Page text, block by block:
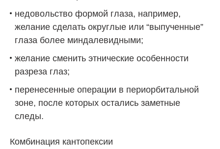
недовольство формой глаза, например,
желание сделать округлые или “выпученные”
глаза более миндалевидными;
желание сменить этнические особенности
разреза глаз;
перенесенные операции в периорбитальной
зоне, после которых остались заметные
следы.
Комбинация кантопексии